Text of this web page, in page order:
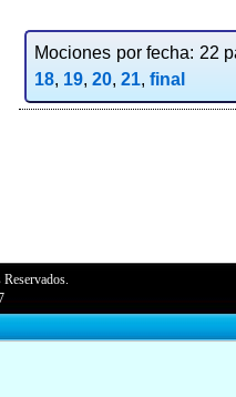
Mociones por fecha: 22
18, 19, 20, 21, final